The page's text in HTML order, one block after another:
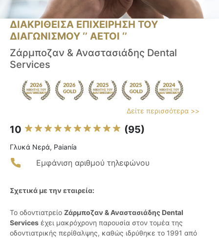
ΔΙΑΚΡΙΘΕΙΣΑ ΕΠΙΧΕΙΡΗΣΗ ΤΟΥ
ΔΙΑΓΩΝΙΣΜΟΥ ‘’ ΑΕΤΟΙ ‘’
Ζάρμποζαν & Αναστασιάδης Dental
Services
Δείτε περισσότερα >>
10 (95)
Γλυκά Νερά, Paianía
Εμφάνιση αριθμού τηλεφώνου
Σχετικά με την εταιρεία:
Το οδοντιατρείο Ζάρμποζαν & Αναστασιάδης Dental
Services έχει μακρόχρονη παρουσία στον τομέα της
οδοντιατρικής περίθαλψης, καθώς ιδρύθηκε το 1991 από